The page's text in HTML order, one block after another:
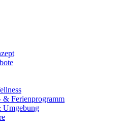
& Ferienprogramm